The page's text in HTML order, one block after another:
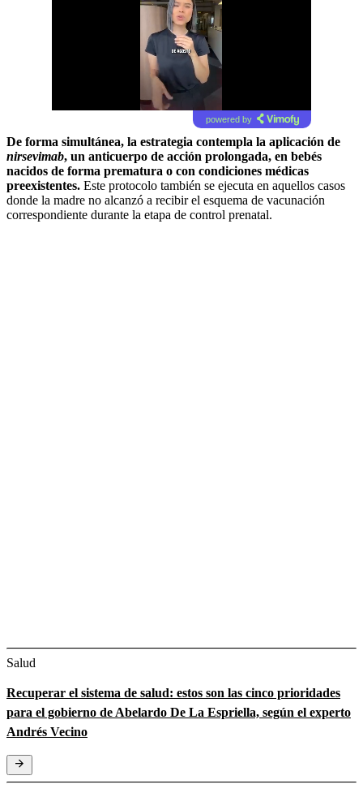
powered by
De forma simultánea, la estrategia contempla la aplicación de
nirsevimab, un anticuerpo de acción prolongada, en bebés
nacidos de forma prematura o con condiciones médicas
preexistentes. Este protocolo también se ejecuta en aquellos casos
donde la madre no alcanzó a recibir el esquema de vacunación
correspondiente durante la etapa de control prenatal.
Salud
Recuperar el sistema de salud: estos son las cinco prioridades
para el gobierno de Abelardo De La Espriella, según el experto
Andrés Vecino